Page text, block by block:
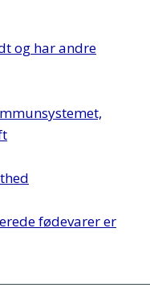
og har andre
fødevarer er